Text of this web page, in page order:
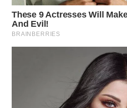
NEWS
WAHANA